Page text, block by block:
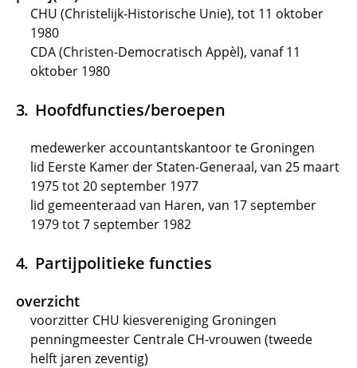
CHU (Christelijk-Historische Unie), tot 11 oktober
1980
CDA (Christen-Democratisch Appèl), vanaf 11
oktober 1980
Hoofdfuncties/beroepen
medewerker accountantskantoor te Groningen
lid Eerste Kamer der Staten-Generaal, van 25 maart
1975 tot 20 september 1977
lid gemeenteraad van Haren, van 17 september
1979 tot 7 september 1982
Partijpolitieke functies
overzicht
voorzitter CHU kiesvereniging Groningen
penningmeester Centrale CH-vrouwen (tweede
helft jaren zeventig)